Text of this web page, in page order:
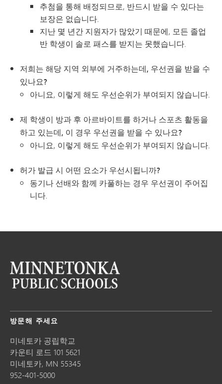
추첨을 통해 배정되므로, 반드시 받을 수 있다는
보장은 없습니다.
지난 몇 년간 지원자가 많았기 때문에, 모든 졸업
반 학생이 솔로 패스를 받지는 못했습니다.
저희는 해당 지역 외부에 거주하는데, 우선권을 받을 수
있나요?
아니요, 이렇게 해도 우선순위가 부여되지 않습니다.
제 학생이 방과 후 아르바이트를 하거나 스포츠 활동을
하고 있는데, 이 경우 우선권을 받을 수 있나요?
아니요, 이렇게 해도 우선순위가 부여되지 않습니다.
허가 발급 시 어떤 요소가 우선시됩니까?
동기나 선배와 함께 카풀하는 경우 우선권이 주어집
니다.
방문해 주세요
미네토카 공립학교
카운티 로드 101 5621
미네토카, MN 55345
952-401-5000